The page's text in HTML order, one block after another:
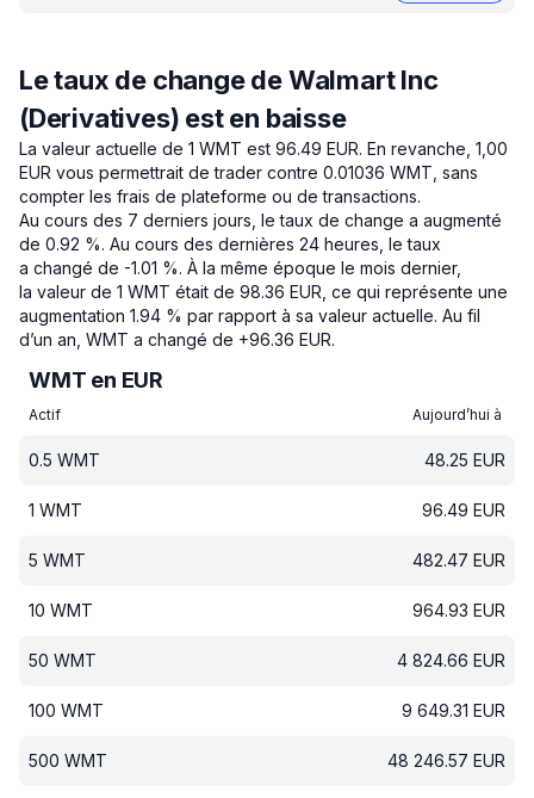
Le taux de change de Walmart Inc
(Derivatives) est en baisse
La valeur actuelle de 1 WMT est 96.49 EUR. En revanche, 1,00
EUR vous permettrait de trader contre 0.01036 WMT, sans
compter les frais de plateforme ou de transactions.
Au cours des 7 derniers jours, le taux de change a augmenté
de 0.92 %. Au cours des dernières 24 heures, le taux
a changé de -1.01 %. À la même époque le mois dernier,
la valeur de 1 WMT était de 98.36 EUR, ce qui représente une
augmentation 1.94 % par rapport à sa valeur actuelle. Au fil
d’un an, WMT a changé de +96.36 EUR.
WMT en EUR
Actif Aujourd’hui à
0.5 WMT 48.25 EUR
1 WMT 96.49 EUR
5 WMT 482.47 EUR
10 WMT 964.93 EUR
50 WMT 4 824.66 EUR
100 WMT 9 649.31 EUR
500 WMT 48 246.57 EUR